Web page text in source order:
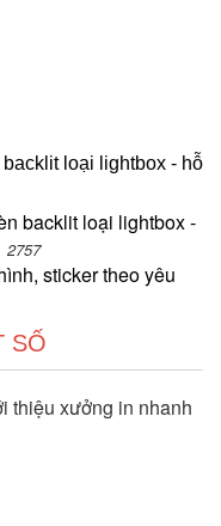
loại lightbox - hỗ
backlit loại lightbox -
2757
sticker theo yêu
SỐ